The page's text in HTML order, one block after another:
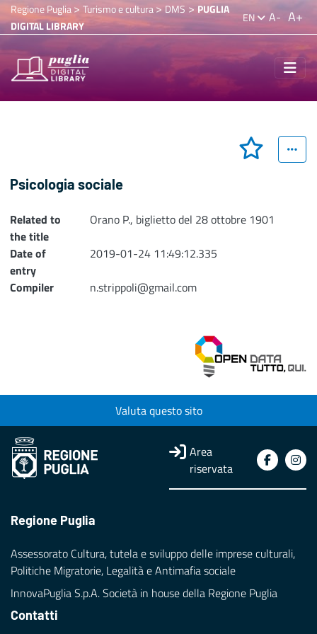
Regione Puglia> Turismo e cultura>DMS > PUGLIA
DIGITAL LIBRARY
EN A- A+
Psicologia sociale
Related to
the title
Orano P., biglietto del 28 ottobre 1901
Date of
entry
2019-01-24 11:49:12.335
Compiler
n.strippoli@gmail.com
Valuta questo sito
Area
riservata
Regione Puglia
Assessorato Cultura, tutela e sviluppo delle imprese culturali,
Politiche Migratorie, Legalità e Antimafia sociale
InnovaPuglia S.p.A. Società in house della Regione Puglia
Contatti